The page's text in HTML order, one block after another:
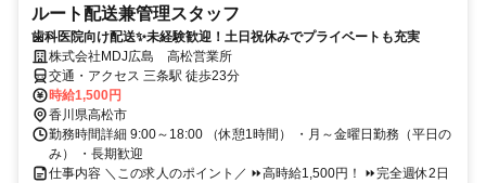
ルート配送兼管理スタッフ
歯科医院向け配送✨未経験歓迎！土日祝休みでプライベートも充実
株式会社MDJ広島 高松営業所
交通・アクセス 三条駅 徒歩23分
時給1,500円
香川県高松市
勤務時間詳細 9:00～18:00 （休憩1時間） ・月～金曜日勤務（平日の
み） ・長期歓迎
仕事内容 ＼この求人のポイント／ ⏩高時給1,500円！ ⏩完全週休2日